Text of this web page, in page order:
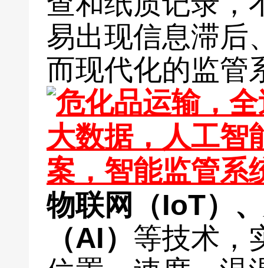
易出现信息滞后
而现代化的监管
物联网（IoT）
（AI） 等技术，